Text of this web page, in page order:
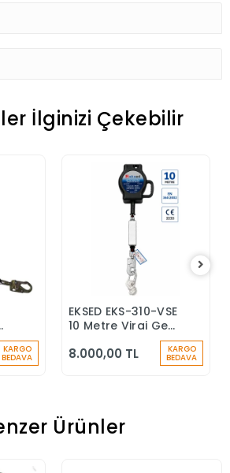
İlginizi Çekebilir
KARGO
BEDAVA
Sepete Ekle
EKSED EKS-310-VSE
10 Metre Viraj Geri
Durdurucu
8.000,00 TL KARGO
BEDAVA
Ürünler